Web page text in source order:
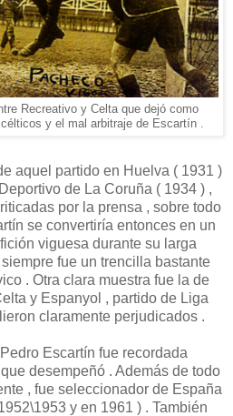
Recreativo y Celta que dejó como
y el mal arbitraje de Escartín .
aquel partido en Huelva ( 1931 )
de La Coruña ( 1934 ) ,
por la prensa , sobre todo
se convertiría entonces en un
viguesa durante su larga
fue un trencilla bastante
. Otra clara muestra fue la de
y Espanyol , partido de Liga
claramente perjudicados .
Escartín fue recordada
desempeñó . Además de todo
, fue seleccionador de España
y en 1961 ) . También